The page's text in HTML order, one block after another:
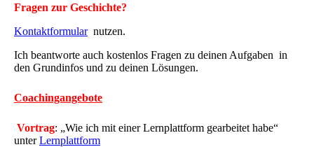
Fragen zur Geschichte?
Kontaktformularnutzen.
Ich beantworte auch kostenlos Fragen zu deinen Aufgaben in
den Grundinfos und zu deinen Lösungen.
Coachingangebote
Vortrag: „Wie ich mit einer Lernplattform gearbeitet habe“
unterLernplattform